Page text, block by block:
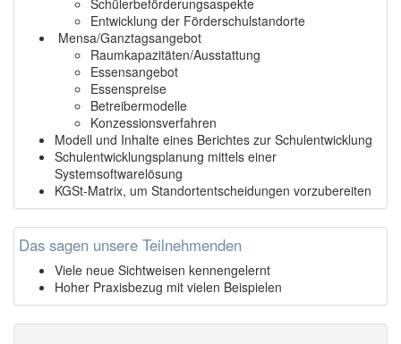
Entwicklung der Förderschulstandorte
Mensa/Ganztagsangebot
Raumkapazitäten/Ausstattung
Essensangebot
Essenspreise
Betreibermodelle
Konzessionsverfahren
Modell und Inhalte eines Berichtes zur Schulentwicklung
Schulentwicklungsplanung mittels einer
Systemsoftwarelösung
KGSt-Matrix, um Standortentscheidungen vorzubereiten
Das sagen unsere Teilnehmenden
Viele neue Sichtweisen kennengelernt
Hoher Praxisbezug mit vielen Beispielen